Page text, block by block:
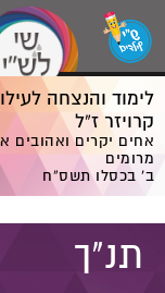
לימוד והנצחה
קרויזר ז”ל
אחים יקרים ואהובים
מרומים
ב' בכסלו תשס”ח
תנ"ך